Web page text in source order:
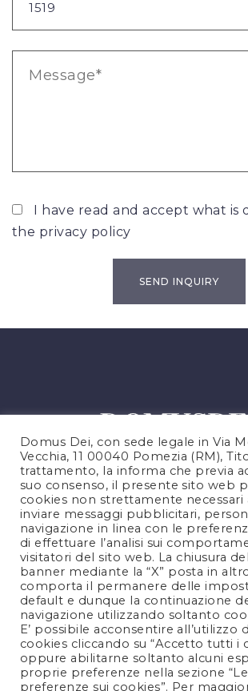
I have read and accept what is
the privacy policy
PRIVACY POLICY
COOKIES POLICY
LEGAL NOTES
CONTACTS
FOLLOW US
Domus Dei, con sede legale in Via
Vecchia, 11 00040 Pomezia (RM),
trattamento, la informa che previa
suo consenso, il presente sito web
cookies non strettamente necessari
inviare messaggi pubblicitari,
navigazione in linea con le
di effettuare l’analisi sui
visitatori del sito web. La chiusura
banner mediante la “X” posta in
comporta il permanere delle
default e dunque la continuazione
navigazione utilizzando soltanto
E’ possibile acconsentire all’utilizzo
cookies cliccando su “Accetto tutti i
oppure abilitarne soltanto alcuni
proprie preferenze nella sezione
preferenze sui cookies”. Per